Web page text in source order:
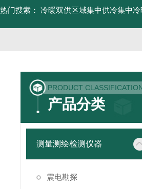
热门搜索： 冷暖双供区域集中供冷集中
PRODUCT
产品分类
测量测绘检测仪器
震电勘探